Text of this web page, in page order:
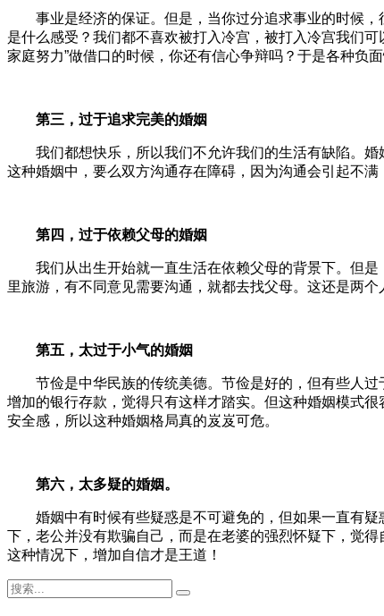
事业是经济的保证。但是，当你过分追求事业的时候，
是什么感受？我们都不喜欢被打入冷宫，被打入冷宫我们
家庭努力”做借口的时候，你还有信心争辩吗？于是各种负
第三，过于追求完美的婚姻
我们都想快乐，所以我们不允许我们的生活有缺陷。婚
这种婚姻中，要么双方沟通存在障碍，因为沟通会引起不
第四，过于依赖父母的婚姻
我们从出生开始就一直生活在依赖父母的背景下。但是
里旅游，有不同意见需要沟通，就都去找父母。这还是两
第五 ， 太过于小气的婚姻
节俭是中华民族的传统美德。节俭是好的，但有些人过
增加的银行存款，觉得只有这样才踏实。但这种婚姻模式
安全感，所以这种婚姻格局真的岌岌可危。
第六 ， 太多疑的婚姻。
婚姻中有时候有些疑惑是不可避免的，但如果一直有疑
下，老公并没有欺骗自己，而是在老婆的强烈怀疑下，觉
这种情况下，增加自信才是王道！